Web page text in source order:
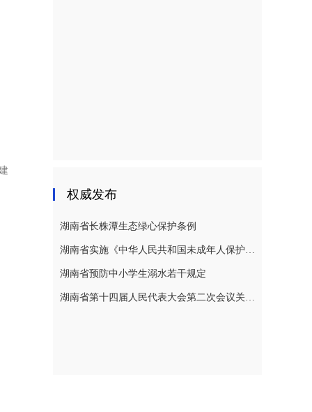
权威发布
湖南省长株潭生态绿心保护条例
湖南省实施《中华人民共和国未成年人保护法》若干规定
湖南省预防中小学生溺水若干规定
湖南省第十四届人民代表大会第二次会议关于湖南省人民代表大会常务委员会工作报告的决议